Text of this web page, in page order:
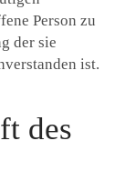
Person zu
der sie
ist.
des